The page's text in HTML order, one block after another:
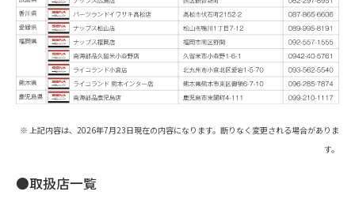
※ 上記内容は、2026年7月23日現在の内容になります。断りなく変更される場合がありま
す。
●取扱店一覧